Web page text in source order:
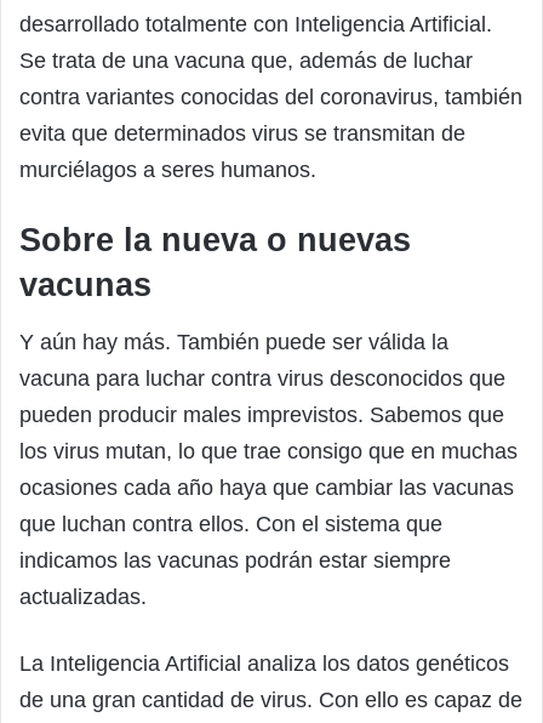
desarrollado totalmente con Inteligencia Artificial.
Se trata de una vacuna que, además de luchar
contra variantes conocidas del coronavirus, también
evita que determinados virus se transmitan de
murciélagos a seres humanos.
Sobre la nueva o nuevas
vacunas
Y aún hay más. También puede ser válida la
vacuna para luchar contra virus desconocidos que
pueden producir males imprevistos. Sabemos que
los virus mutan, lo que trae consigo que en muchas
ocasiones cada año haya que cambiar las vacunas
que luchan contra ellos. Con el sistema que
indicamos las vacunas podrán estar siempre
actualizadas.
La Inteligencia Artificial analiza los datos genéticos
de una gran cantidad de virus. Con ello es capaz de